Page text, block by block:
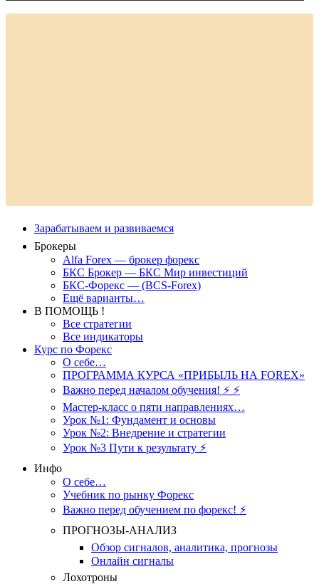
Зарабатываем и развиваемся
Брокеры
Alfa Forex — брокер форекс
БКС Брокер — БКС Мир инвестиций
БКС-Форекс — (BCS-Forex)
Ещё варианты…
В ПОМОЩЬ !
Все стратегии
Все индикаторы
Курс по Форекс
О себе…
ПРОГРАММА КУРСА «ПРИБЫЛЬ НА FOREX»
Важно перед началом обучения! ⚡ ⚡
Мастер-класс о пяти направлениях…
Урок №1: Фундамент и основы
Урок №2: Внедрение и стратегии
Урок №3 Пути к результату ⚡️
Инфо
О себе…
Учебник по рынку Форекс
Важно перед обучением по форекс! ⚡
ПРОГНОЗЫ-АНАЛИЗ
Обзор сигналов, аналитика, прогнозы
Онлайн сигналы
Лохотроны